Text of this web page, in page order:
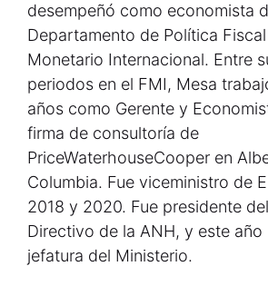
desempeñó como economista
Departamento de Política
Monetario Internacional. Entre
periodos en el FMI, Mesa
años como Gerente y
firma de consultoría de
PriceWaterhouseCooper en
Columbia. Fue viceministro de
2018 y 2020. Fue presidente
Directivo de la ANH, y este año
jefatura del Ministerio.